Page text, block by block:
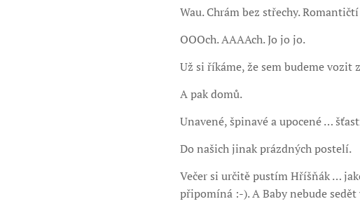
Wau. Chrám bez střechy.
OOOch. AAAAch. Jo jo jo.
Už si říkáme, že sem budeme vozit
A pak domů.
Unavené, špinavé a upocené …
Do našich jinak prázdných postelí.
Večer si určitě pustím Hříšňák …
připomíná :-). A Baby nebude